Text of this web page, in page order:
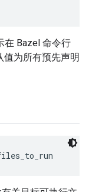
在 Bazel 命令行
值为所有预先声明